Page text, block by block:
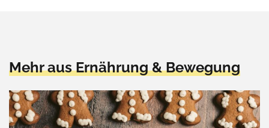
Mehr aus Ernährung & Bewegung